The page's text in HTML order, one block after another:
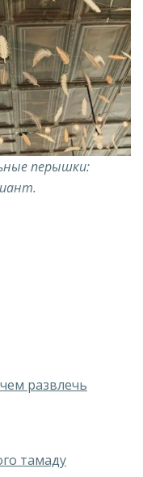
перышки:
развлечь
тамаду